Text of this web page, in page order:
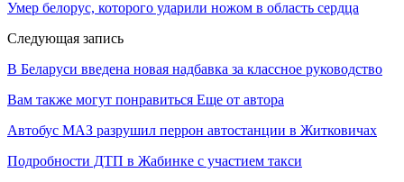
Умер белорус, которого ударили ножом в область сердца
Следующая запись
В Беларуси введена новая надбавка за классное руководство
Вам также могут понравиться Еще от автора
Автобус МАЗ разрушил перрон автостанции в Житковичах
Подробности ДТП в Жабинке с участием такси